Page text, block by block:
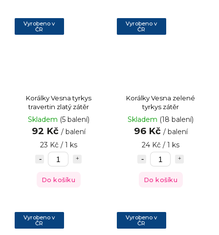
Vyrobeno v
ČR
Korálky Vesna tyrkys
travertin zlatý zátěr
Skladem (5 balení)
92 Kč / balení
23 Kč / 1 ks
Do košíku
Vyrobeno v
ČR
Korálky Vesna zelené
tyrkys zátěr
Skladem (18 balení)
96 Kč / balení
24 Kč / 1 ks
Do košíku
Vyrobeno v
ČR
Vyrobeno v
ČR